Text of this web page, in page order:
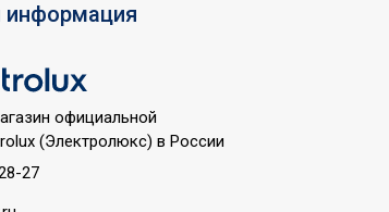
информация
официальной
(Электролюкс) в России
27